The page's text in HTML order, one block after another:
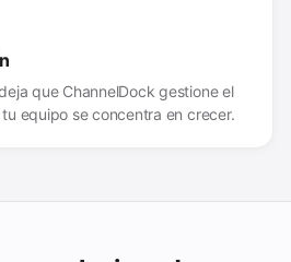
que ChannelDock gestione el
equipo se concentra en crecer.